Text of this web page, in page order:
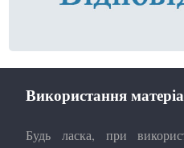
Використання
Будь ласка, при